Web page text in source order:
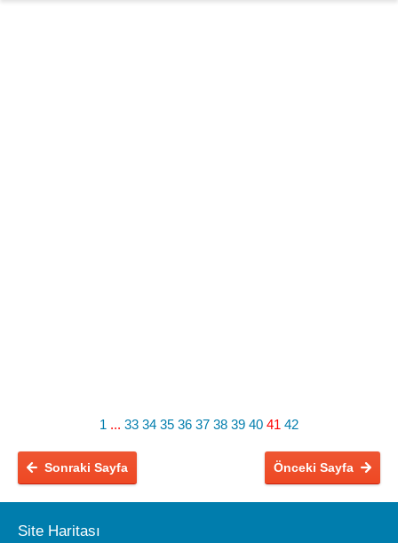
1 ... 33 34 35 36 37 38 39 40 41 42
Önceki Sayfa
Sonraki Sayfa
Site Haritası